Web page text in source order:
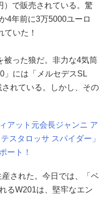
）で販売されている。驚
4年前に3万5000ユーロ
ていた！
被った狼だ。非力な4気筒
」には「メルセデスSL
れている。しかし、その
アット元会長ジャンニ ア
スタロッサ スパイダー」
ート！
された。今日では、「ベ
るW201は、堅牢なエン